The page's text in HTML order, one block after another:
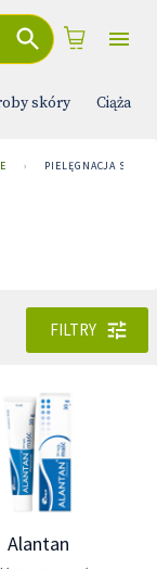
skóry Ciąża i
› PIELĘGNACJA SKÓRY
FILTRY
Alantan